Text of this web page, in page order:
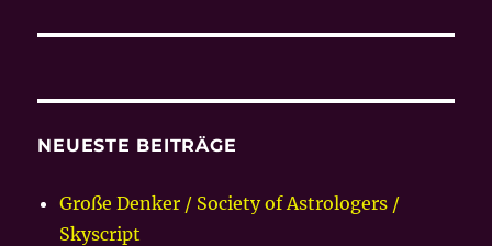
NEUESTE BEITRÄGE
Große Denker / Society of Astrologers /
Skyscript